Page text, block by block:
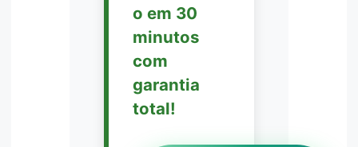
o em 30
minutos
com
garantia
total!